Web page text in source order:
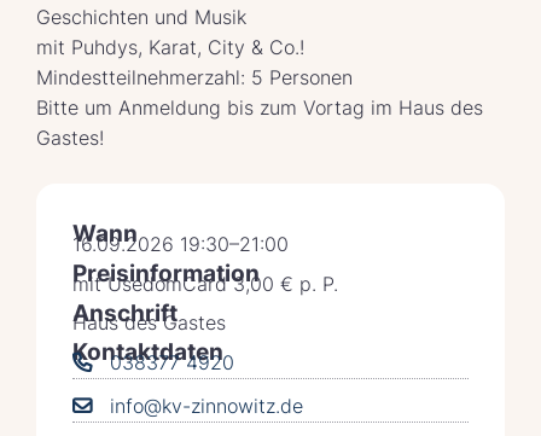
Geschichten und Musik
mit Puhdys, Karat, City & Co.!
Mindestteilnehmerzahl: 5 Personen
Bitte um Anmeldung bis zum Vortag im Haus des
Gastes!
Wann
16.09.2026 19:30–21:00
Preisinformation
mit UsedomCard 3,00 € p. P.
Anschrift
Haus des Gastes
Kontaktdaten
038377 4920
info@kv-zinnowitz.de